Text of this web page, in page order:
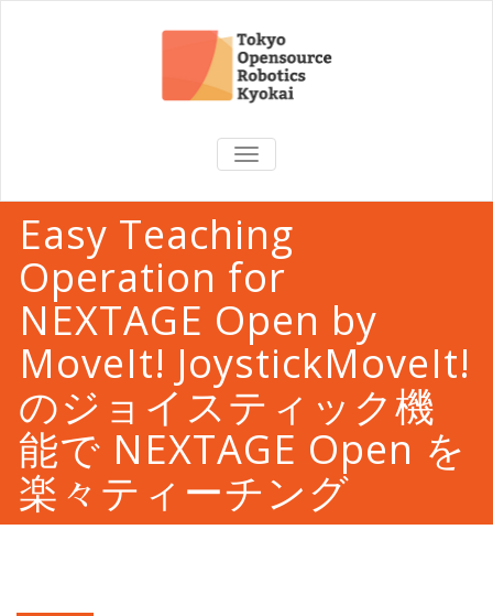
TOGGLE
NAVIGATION
Easy Teaching
Operation for
NEXTAGE Open by
MoveIt! JoystickMoveIt!
のジョイスティック機
能で NEXTAGE Open を
楽々ティーチング